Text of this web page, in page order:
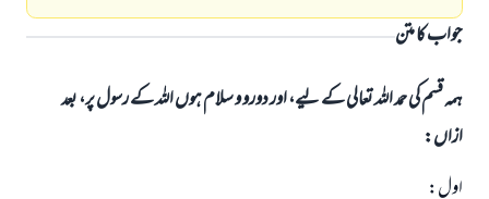
جواب کا متن
ہمہ قسم کی حمد اللہ تعالی کے لیے، اور دورو و سلام ہوں اللہ کے رسول پر، بعد
ازاں:
اول: